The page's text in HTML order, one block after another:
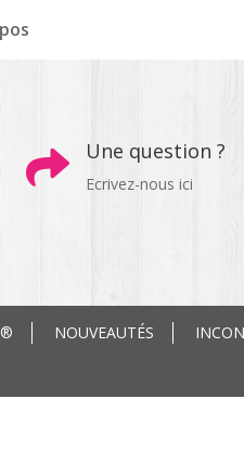
 Une question ?
Ecrivez-nous ici
NOUVEAUTÉS